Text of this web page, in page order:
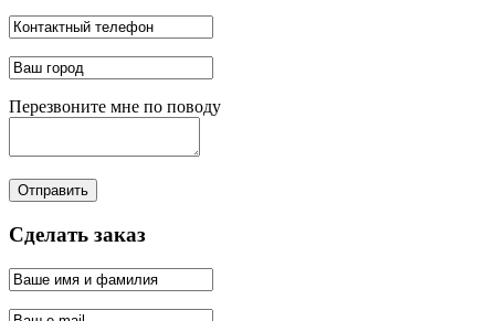
Перезвоните мне по поводу
Отправить
Сделать заказ